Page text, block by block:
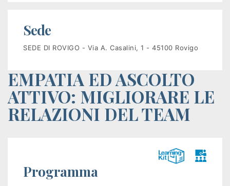
Learning
Kit
Sede
SEDE DI ROVIGO - Via A. Casalini, 1 - 45100 Rovigo
EMPATIA ED ASCOLTO
ATTIVO: MIGLIORARE LE
RELAZIONI DEL TEAM
Programma